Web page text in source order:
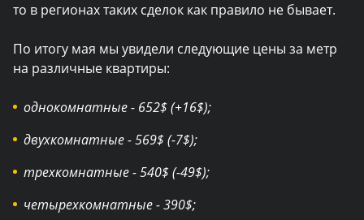
то в регионах таких сделок как правило не бывает.
По итогу мая мы увидели следующие цены за метр
на различные квартиры:
однокомнатные - 652$ (+16$);
двухкомнатные - 569$ (-7$);
трехкомнатные - 540$ (-49$);
четырехкомнатные - 390$;